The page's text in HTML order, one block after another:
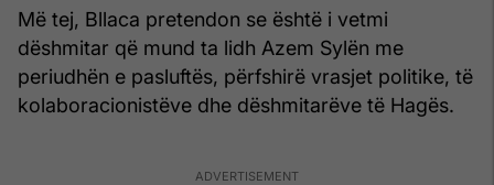
Më tej, Bllaca pretendon se është i vetmi
dëshmitar që mund ta lidh Azem Sylën me
periudhën e pasluftës, përfshirë vrasjet politike, të
kolaboracionistëve dhe dëshmitarëve të Hagës.